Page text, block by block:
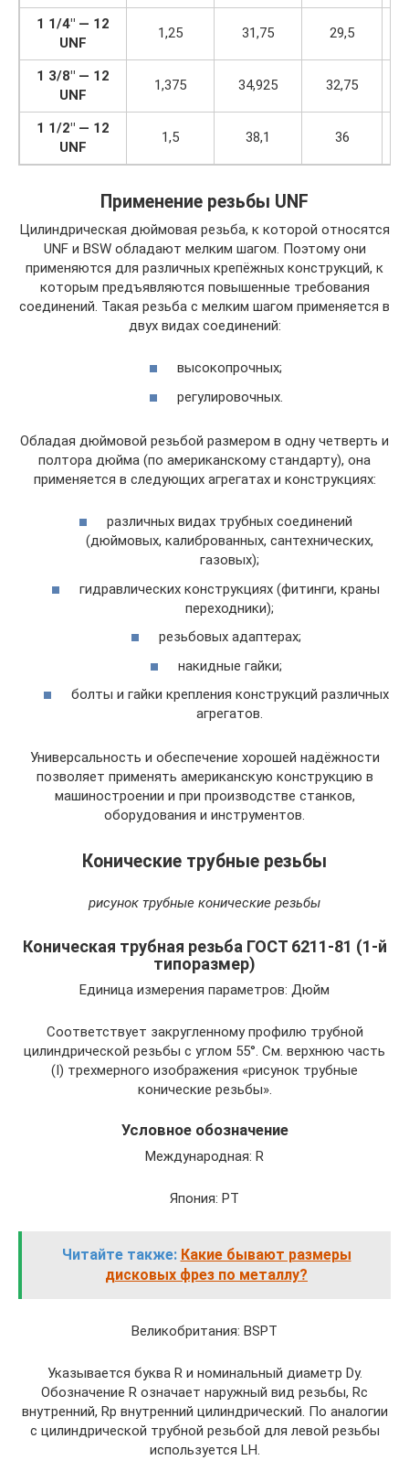
1 1/4″ — 12
UNF
1,25 31,75 29,5
1 3/8″ — 12
UNF
1,375 34,925 32,75
1 1/2″ — 12
UNF
1,5 38,1 36
Применение резьбы UNF
Цилиндрическая дюймовая резьба, к которой относятся
UNF и BSW обладают мелким шагом. Поэтому они
применяются для различных крепёжных конструкций, к
которым предъявляются повышенные требования
соединений. Такая резьба с мелким шагом применяется в
двух видах соединений:
высокопрочных;
регулировочных.
Обладая дюймовой резьбой размером в одну четверть и
полтора дюйма (по американскому стандарту), она
применяется в следующих агрегатах и конструкциях:
различных видах трубных соединений
(дюймовых, калиброванных, сантехнических,
газовых);
гидравлических конструкциях (фитинги, краны
переходники);
резьбовых адаптерах;
накидные гайки;
болты и гайки крепления конструкций различных
агрегатов.
Универсальность и обеспечение хорошей надёжности
позволяет применять американскую конструкцию в
машиностроении и при производстве станков,
оборудования и инструментов.
Конические трубные резьбы
рисунок трубные конические резьбы
Коническая трубная резьба ГОСТ 6211-81 (1-й
типоразмер)
Единица измерения параметров: Дюйм
Соответствует закругленному профи­лю трубной
цилиндрической резьбы с углом 55°. См. верхнюю часть
(I) трехмерного изображения «рисунок трубные
конические резьбы».
Условное обозначение
Международная: R
Япония: PT
Читайте также: Какие бывают размеры
дисковых фрез по металлу?
Великобритания: BSPT
Указывается буква R и номинальный диаметр Dy.
Обозначение R означает наружный вид резьбы, Rc
внутренний, Rp внутренний цилиндрический. По аналогии
с цилиндрической трубной резьбой для левой резьбы
используется LH.